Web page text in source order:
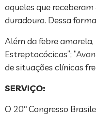
aqueles que
duradoura. Dessa
Além da febre
Estreptocócicas”;
de situações clínicas
SERVIÇO:
O 20º Congresso